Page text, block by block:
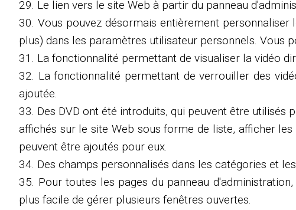
29. Le lien vers le site Web à partir du panneau
30. Vous pouvez désormais entièrement
plus) dans les paramètres utilisateur personnels. Vous
31. La fonctionnalité permettant de visualiser la vidéo
32. La fonctionnalité permettant de verrouiller des
ajoutée.
33. Des DVD ont été introduits, qui peuvent être utilisés
affichés sur le site Web sous forme de liste, afficher
peuvent être ajoutés pour eux.
34. Des champs personnalisés dans les catégories et
35. Pour toutes les pages du panneau
plus facile de gérer plusieurs fenêtres ouvertes.